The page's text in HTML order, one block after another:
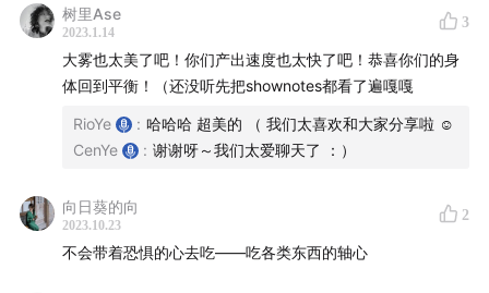
旅》
李辛 ·《经典中医启蒙》
超级美的海上的大雾（感谢 Lauren 提醒）：
树里Ase
2023.1.14
3
大雾也太美了吧！你们产出速度也太快了吧！恭喜你们的身
体回到平衡！（还没听先把shownotes都看了遍嘎嘎
RioYe : 哈哈哈 超美的 （ 我们太喜欢和大家分享啦 ☺️
CenYe
: 谢谢呀～我们太爱聊天了 ：）
向日葵的向
2023.10.23
2
不会带着恐惧的心去吃——吃各类东西的轴心